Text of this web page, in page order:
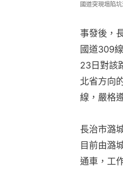
國道突現塌陷
事發後，
國道309
23日對該
北省方向
線，嚴格
長治市潞
目前由潞
通車，工